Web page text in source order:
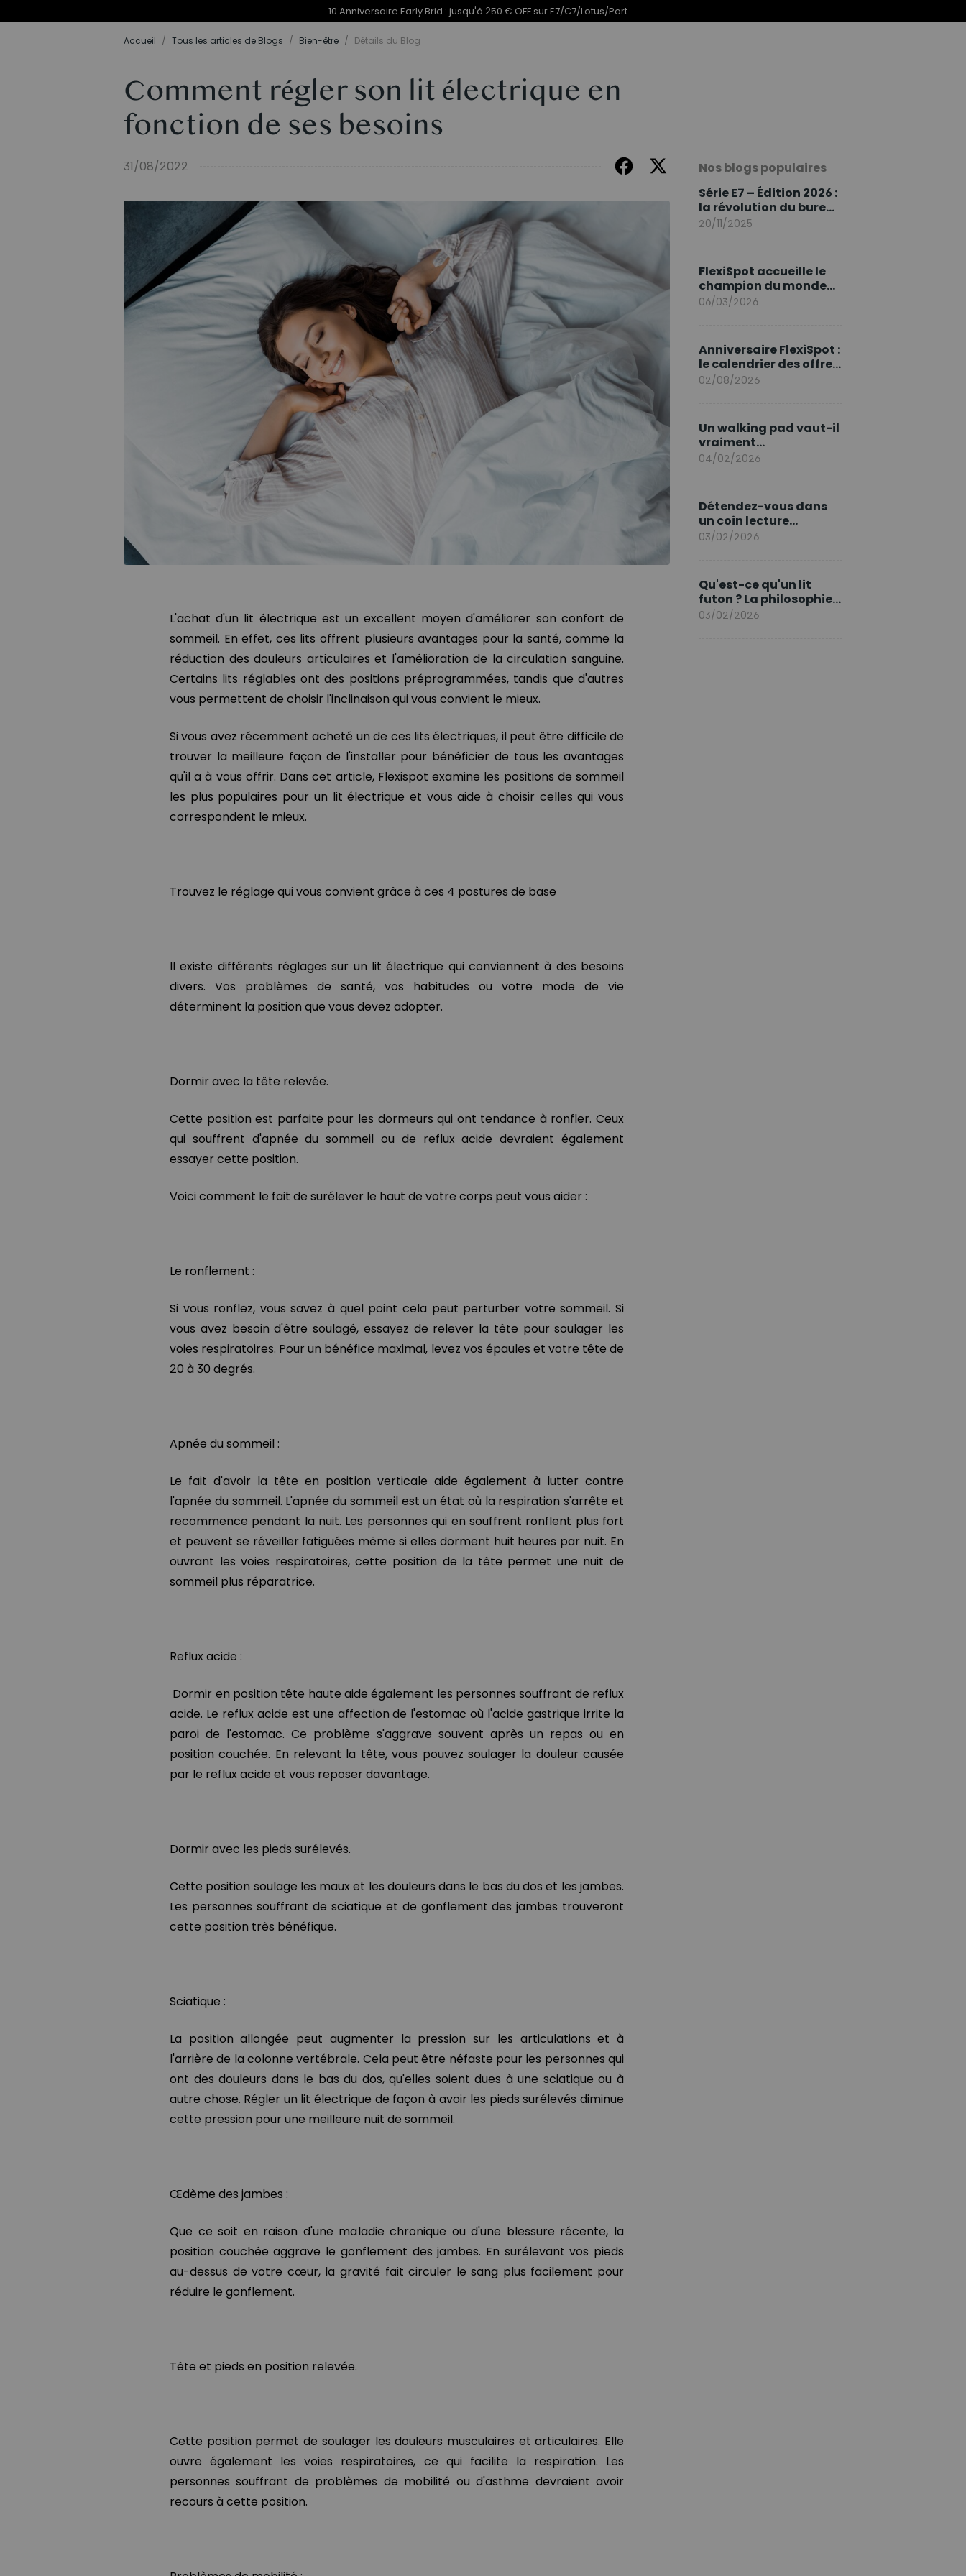
Offres du 10e anniversaire | C7 Morpher dès 579,99 € Termine en 08j 13
Accueil / Tous les articles de Blogs / Bien-être / Détails du Blog
Comment régler son lit électrique en
fonction de ses besoins
31/08/2022
L'achat d'un lit électrique est un excellent moyen d'améliorer son confort de
sommeil. En effet, ces lits offrent plusieurs avantages pour la santé, comme la
réduction des douleurs articulaires et l'amélioration de la circulation sanguine.
Certains lits réglables ont des positions préprogrammées, tandis que d'autres
vous permettent de choisir l'inclinaison qui vous convient le mieux.
Si vous avez récemment acheté un de ces lits électriques, il peut être difficile de
trouver la meilleure façon de l'installer pour bénéficier de tous les avantages
qu'il a à vous offrir. Dans cet article, Flexispot examine les positions de sommeil
les plus populaires pour un lit électrique et vous aide à choisir celles qui vous
correspondent le mieux.
Trouvez le réglage qui vous convient grâce à ces 4 postures de base
Il existe différents réglages sur un lit électrique qui conviennent à des besoins
divers. Vos problèmes de santé, vos habitudes ou votre mode de vie
déterminent la position que vous devez adopter.
Dormir avec la tête relevée.
Cette position est parfaite pour les dormeurs qui ont tendance à ronfler. Ceux
qui souffrent d'apnée du sommeil ou de reflux acide devraient également
essayer cette position.
Voici comment le fait de surélever le haut de votre corps peut vous aider :
Le ronflement :
Si vous ronflez, vous savez à quel point cela peut perturber votre sommeil. Si
vous avez besoin d'être soulagé, essayez de relever la tête pour soulager les
voies respiratoires. Pour un bénéfice maximal, levez vos épaules et votre tête de
20 à 30 degrés.
Apnée du sommeil :
Le fait d'avoir la tête en position verticale aide également à lutter contre
l'apnée du sommeil. L'apnée du sommeil est un état où la respiration s'arrête et
recommence pendant la nuit. Les personnes qui en souffrent ronflent plus fort
et peuvent se réveiller fatiguées même si elles dorment huit heures par nuit. En
ouvrant les voies respiratoires, cette position de la tête permet une nuit de
sommeil plus réparatrice.
Reflux acide :
Dormir en position tête haute aide également les personnes souffrant de reflux
acide. Le reflux acide est une affection de l'estomac où l'acide gastrique irrite la
paroi de l'estomac. Ce problème s'aggrave souvent après un repas ou en
position couchée. En relevant la tête, vous pouvez soulager la douleur causée
par le reflux acide et vous reposer davantage.
Dormir avec les pieds surélevés.
Cette position soulage les maux et les douleurs dans le bas du dos et les jambes.
Les personnes souffrant de sciatique et de gonflement des jambes trouveront
cette position très bénéfique.
Sciatique :
La position allongée peut augmenter la pression sur les articulations et à
l'arrière de la colonne vertébrale. Cela peut être néfaste pour les personnes qui
ont des douleurs dans le bas du dos, qu'elles soient dues à une sciatique ou à
autre chose. Régler un lit électrique de façon à avoir les pieds surélevés diminue
cette pression pour une meilleure nuit de sommeil.
Œdème des jambes :
Que ce soit en raison d'une maladie chronique ou d'une blessure récente, la
position couchée aggrave le gonflement des jambes. En surélevant vos pieds
au-dessus de votre cœur, la gravité fait circuler le sang plus facilement pour
réduire le gonflement.
Tête et pieds en position relevée.
Cette position permet de soulager les douleurs musculaires et articulaires. Elle
ouvre également les voies respiratoires, ce qui facilite la respiration. Les
personnes souffrant de problèmes de mobilité ou d'asthme devraient avoir
recours à cette position.
Nos blogs populaires
Série E7 – Édition 2026 :
la révolution du bureau
assis debout continue
20/11/2025
FlexiSpot accueille le
champion du monde
Sami Khedira comme
06/03/2026
Anniversaire FlexiSpot :
le calendrier des offres
d’août
02/08/2026
Un walking pad vaut-il
vraiment
l'investissement ?
04/02/2026
Détendez-vous dans
un coin lecture
printanier
03/02/2026
Qu'est-ce qu'un lit
futon ? La philosophie
du sommeil japonais
03/02/2026